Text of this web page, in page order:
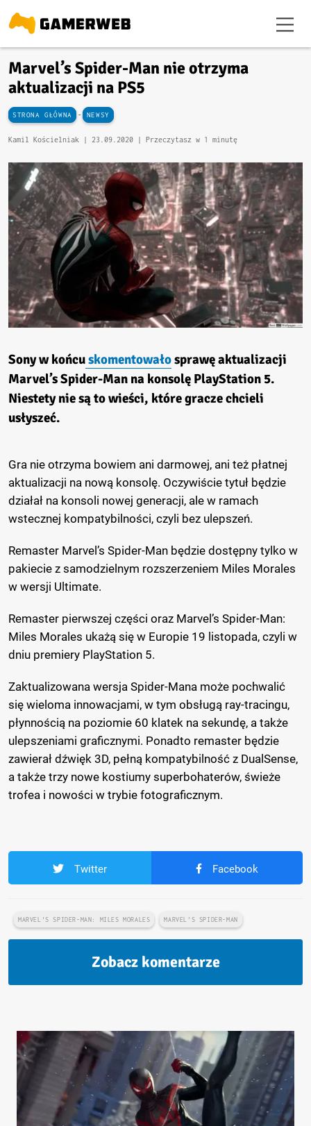
Marvel’s Spider-Man nie otrzyma
aktualizacji na PS5
STRONA GŁÓWNA - NEWSY
Kamil Kościelniak | 23.09.2020 | Przeczytasz w 1 minutę
Sony w końcuskomentowałosprawę aktualizacji
Marvel’s Spider-Man na konsolę PlayStation 5.
Niestety nie są to wieści, które gracze chcieli
usłyszeć.
Gra nie otrzyma bowiem ani darmowej, ani też płatnej
aktualizacji na nową konsolę. Oczywiście tytuł będzie
działał na konsoli nowej generacji, ale w ramach
wstecznej kompatybilności, czyli bez ulepszeń.
Remaster Marvel’s Spider-Man będzie dostępny tylko w
pakiecie z samodzielnym rozszerzeniem Miles Morales
w wersji Ultimate.
Remaster pierwszej części oraz Marvel’s Spider-Man:
Miles Morales ukażą się w Europie 19 listopada, czyli w
dniu premiery PlayStation 5.
Zaktualizowana wersja Spider-Mana może pochwalić
się wieloma innowacjami, w tym obsługą ray-tracingu,
płynnością na poziomie 60 klatek na sekundę, a także
ulepszeniami graficznymi. Ponadto remaster będzie
zawierał dźwięk 3D, pełną kompatybilność z DualSense,
a także trzy nowe kostiumy superbohaterów, świeże
trofea i nowości w trybie fotograficznym.
Twitter Facebook
MARVEL'S SPIDER-MAN: MILES MORALES MARVEL’S SPIDER-MAN
Zobacz komentarze